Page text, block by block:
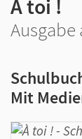
À toi !
Ausgabe
Mit